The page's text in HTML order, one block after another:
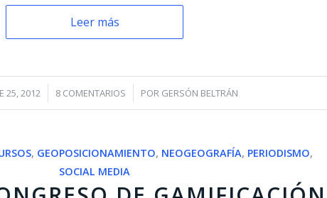
Leer más
25, 2012
/ 8 COMENTARIOS
/ POR GERSÓN BELTRÁN
, GEOPOSICIONAMIENTO, NEOGEOGRAFÍA, PERIODISMO,
SOCIAL MEDIA